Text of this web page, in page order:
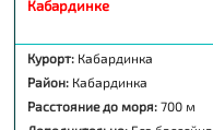
Кабардинке
Курорт: Кабардинка
Район: Кабардинка
Расстояние до моря: 700 м